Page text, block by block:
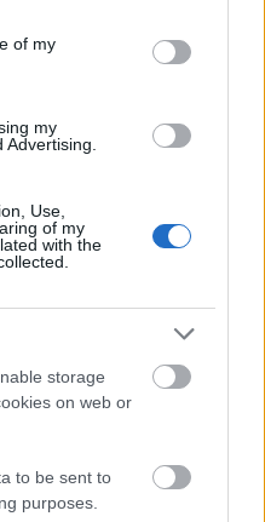
purposes in below Google
of my
my
Use,
of my
with the
storage
on web or
to be sent to
purposes.
barátságos családi
játszik.
napon akkor is
ezzel magadra vonod
előbbre
üldözöd a kedvesedet,
közepén – fittyet